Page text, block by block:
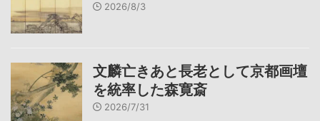
2026/8/3
文麟亡きあと長老として京都画壇
を統率した森寛斎
2026/7/31